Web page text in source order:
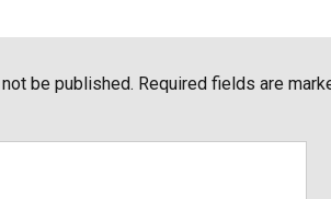
be published. Required fields are